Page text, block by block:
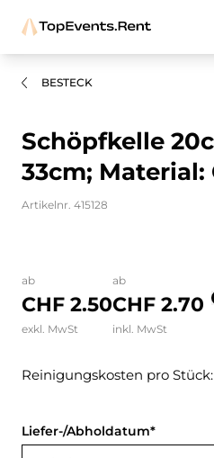
BESTECK
Schöpfkelle
33cm;
Artikelnr. 415128
ab
CHF 2.50
exkl. MwSt
ab
CHF 2.70
inkl. MwSt
Reinigungskosten pro Stück:
Liefer-/Abholdatum